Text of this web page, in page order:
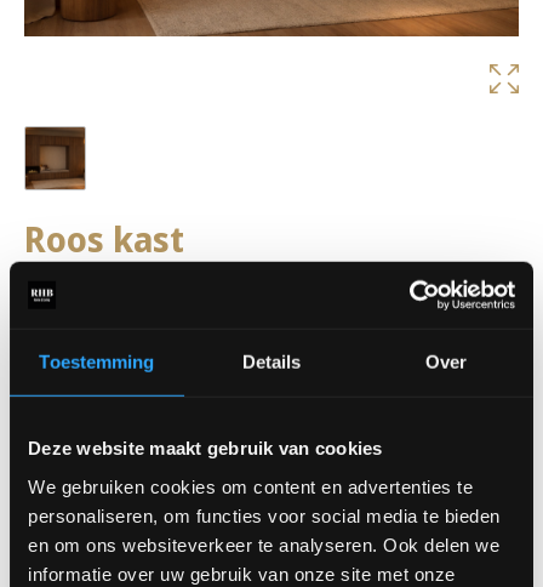
Toestemming Details Over
Deze website maakt gebruik van cookies
We gebruiken cookies om content en advertenties te
personaliseren, om functies voor social media te bieden
en om ons websiteverkeer te analyseren. Ook delen we
informatie over uw gebruik van onze site met onze
Roos kast
combineert luxe maatwerk met een warme en
sfeervolle uitstraling. De strakke kastenwand biedt volop
voor extra comfort en karakter in de ruimte. Dankzij het
blikvanger waarin functionaliteit, sfeer en elegantie perfect
Benieuwd naar de mogelijkheden? Kom langs in onze showroom
en ontdek de Roos wandkast. Dankzij het maatwerk is deze
volledig samen te stellen in verschillende kleuren, opstellingen